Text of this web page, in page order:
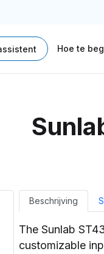
Hoe te
Beschrijving
The Sunlab
customizable